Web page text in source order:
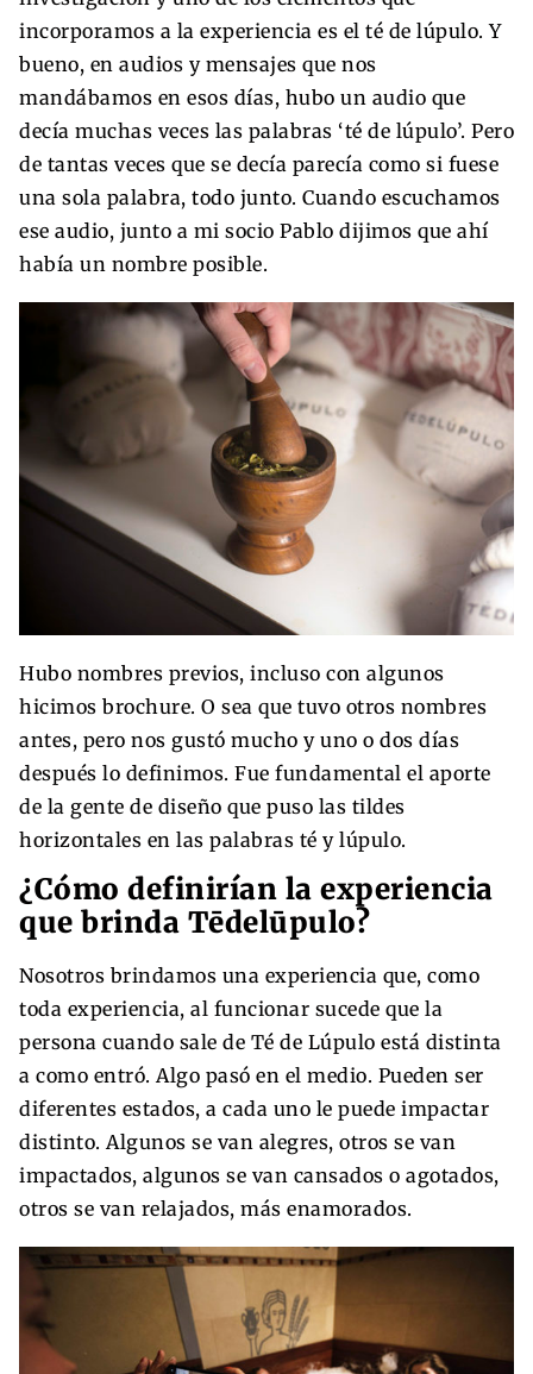
incorporamos a la experiencia es el té de lúpulo. Y
bueno, en audios y mensajes que nos
mandábamos en esos días, hubo un audio que
decía muchas veces las palabras ‘té de lúpulo’. Pero
de tantas veces que se decía parecía como si fuese
una sola palabra, todo junto. Cuando escuchamos
ese audio, junto a mi socio Pablo dijimos que ahí
había un nombre posible.
Hubo nombres previos, incluso con algunos
hicimos brochure. O sea que tuvo otros nombres
antes, pero nos gustó mucho y uno o dos días
después lo definimos. Fue fundamental el aporte
de la gente de diseño que puso las tildes
horizontales en las palabras té y lúpulo.
¿Cómo definirían la experiencia
que brinda Tēdelūpulo?
Nosotros brindamos una experiencia que, como
toda experiencia, al funcionar sucede que la
persona cuando sale de Té de Lúpulo está distinta
a como entró. Algo pasó en el medio. Pueden ser
diferentes estados, a cada uno le puede impactar
distinto. Algunos se van alegres, otros se van
impactados, algunos se van cansados o agotados,
otros se van relajados, más enamorados.